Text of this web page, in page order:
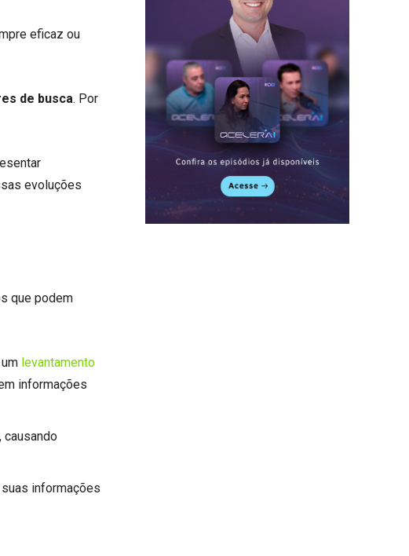
eficaz ou
de busca. Por
evoluções
que podem
levantamento
informações
informações